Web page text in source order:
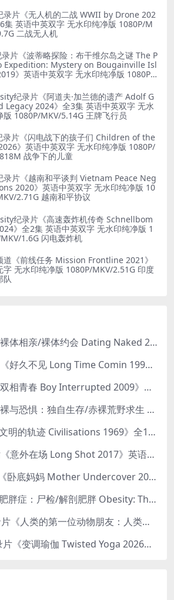
录片《无人机的二战 WWII by Drone 202
集 英语中英双字 无水印纯净版 1080P/M
二战无人机
录片《波蒂略探险：布干维尔岛之谜 The P
Expedition: Mystery on Bougainville Isl
》英语中英双字 无水印纯净版 1080P/
纪录片《阿道夫·加兰德的遗产 Adolf G
Legacy 2024》全3集 英语中英双字 无水
版 1080P/MKV/5.14G 王牌飞行员
录片《闪电战下的孩子们 Children of the
》英语中英双字 无水印纯净版 1080P/
战争下的儿童
录片《越南和平谈判 Vietnam Peace Neg
2020》英语中英双字 无水印纯净版 10
2.71G 越南和平协议
纪录片《高速轰炸机传奇 Schnellbom
》全2集 英语中英双字 无水印纯净版 1
1.6G 闪电轰炸机
道《前线任务 Mission Frontline 2021》
字 无水印纯净版 1080P/MKV/2.51G 印度
队
美国纪录片《裸体相亲/裸体约会 Dating Naked 2014-2016》第1-3季全33集 英语中英双字 无水印纯净版 1080P/MKV/85.6G 裸体相亲真人秀
加拿大纪录片《好久不见 Long Time Comin 1993》英语中英双字 官方纯净版 1080P/MKV/1G 女同性艺术家
美国纪录片《双相青春 Boy Interrupted 2009》英语中英双字 官方纯净版 1080P/MKV/1.43G 青少年躁郁症
探索频道《赤裸与恐惧：独自生存/赤裸荒野求生 Naked and Afraid: Solo 2023》第一季全8集 英语中英双字 官方纯净版 高码1080P/MKV/45.4G
BBC纪录片《文明的轨迹 Civilisations 1969》全13集 英语中英双字 高清收藏版 1080P/MKV/64.1G 西方艺术史话
Netflix纪录片《意外在场 Long Shot 2017》英语中字 720P/NKV/1.06GB 美国谋杀误判案件
HULU纪录片《卧底妈妈 Mother Undercover 2023》全4集 英语中英双字 官方纯净版 1080P/MKV/7.6G 拯救孩子
BBC纪录片《肥胖症：尸检/解剖肥胖 Obesity: The Post Mortem 2016》英语中英双字 无水印纯净版 1080P/MKV/1.03G
Boreales纪录片《人类的第一位动物朋友：人类和狗的神奇故事 Man’s First Friend 2018》英语中英双字 1080P/MP4/1.8G 狗的神奇故事
AppleTV纪录片《变调瑜伽 Twisted Yoga 2026》全3集 英语中英双字 无水印纯净版 1080P/MKV/10G 瑜伽大师背后的真相